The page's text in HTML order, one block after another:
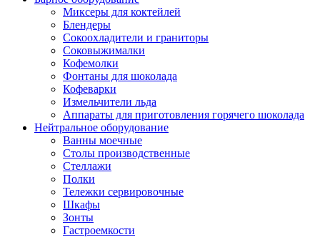
Миксеры для коктейлей
Блендеры
Сокоохладители и граниторы
Соковыжималки
Кофемолки
Фонтаны для шоколада
Кофеварки
Измельчители льда
Аппараты для приготовления горячего шоколада
Нейтральное оборудование
Ванны моечные
Столы производственные
Стеллажи
Полки
Тележки сервировочные
Шкафы
Зонты
Гастроемкости